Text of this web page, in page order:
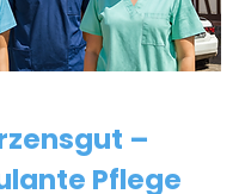
–
Pflege